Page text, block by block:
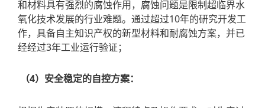
和材料具有强烈的腐蚀作用，腐蚀问题是限制超临界水
氧化技术发展的行业难题。通过超过10年的研究开发工
作，具备自主知识产权的新型材料和耐腐蚀方案，并已
经经过3年工业运行验证；
（4）安全稳定的自控方案：